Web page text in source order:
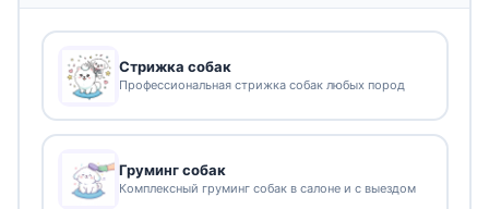
Стрижка собак
Профессиональная стрижка собак любых пород
Груминг собак
Комплексный груминг собак в салоне и с выездом